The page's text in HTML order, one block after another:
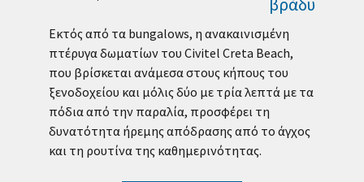
βράδυ
Εκτός από τα bungalows, η ανακαινισμένη
πτέρυγα δωματίων του Civitel Creta Beach,
που βρίσκεται ανάμεσα στους κήπους του
ξενοδοχείου και μόλις δύο με τρία λεπτά με τα
πόδια από την παραλία, προσφέρει τη
δυνατότητα ήρεμης απόδρασης από το άγχος
και τη ρουτίνα της καθημερινότητας.